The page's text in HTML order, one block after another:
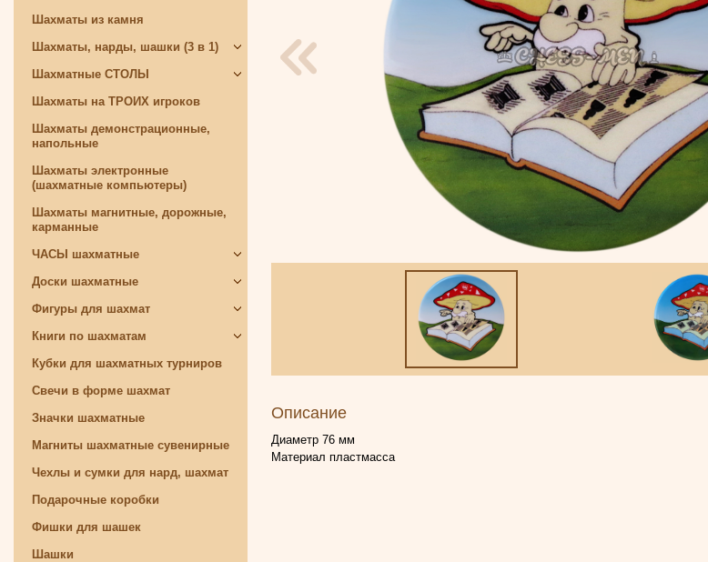
Описание
Диаметр 76 мм
Материал пластмасса
Шахматы из камня
Шахматы, нарды, шашки (3 в 1)
Шахматные СТОЛЫ
Шахматы на ТРОИХ игроков
Шахматы демонстрационные,
напольные
Шахматы электронные
(шахматные компьютеры)
Шахматы магнитные, дорожные,
карманные
ЧАСЫ шахматные
Доски шахматные
Фигуры для шахмат
Книги по шахматам
Кубки для шахматных турниров
Свечи в форме шахмат
Значки шахматные
Магниты шахматные сувенирные
Чехлы и сумки для нард, шахмат
Подарочные коробки
Фишки для шашек
Шашки